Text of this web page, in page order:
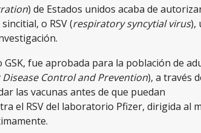
) de Estados unidos acaba de
o RSV (respiratory syncytial virus),
fue aprobada para la población de
Control and Prevention), a través
las vacunas antes de que puedan
el RSV del laboratorio Pfizer, dirigida al